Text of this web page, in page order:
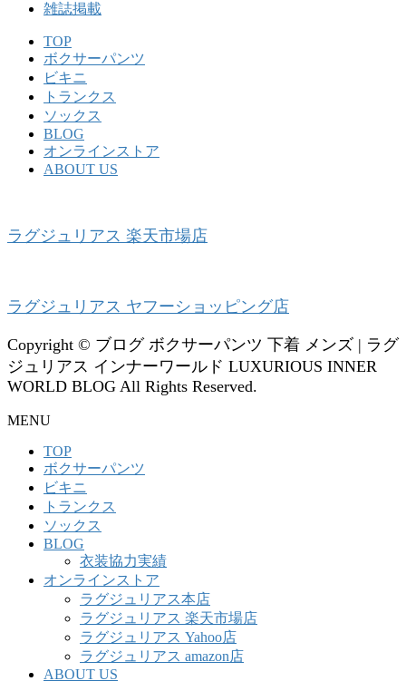
雑誌掲載
TOP
ボクサーパンツ
ビキニ
トランクス
ソックス
BLOG
オンラインストア
ABOUT US
ラグジュリアス 楽天市場店
ラグジュリアス ヤフーショッピング店
Copyright © ブログ ボクサーパンツ 下着 メンズ | ラグ
ジュリアス インナーワールド LUXURIOUS INNER
WORLD BLOG All Rights Reserved.
MENU
TOP
ボクサーパンツ
ビキニ
トランクス
ソックス
BLOG
衣装協力実績
オンラインストア
ラグジュリアス本店
ラグジュリアス 楽天市場店
ラグジュリアス Yahoo店
ラグジュリアス amazon店
ABOUT US